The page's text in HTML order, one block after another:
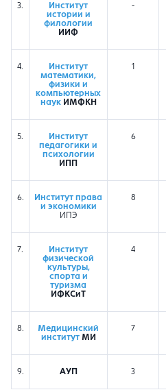
3.
Институт
истории и
филологии
ИИФ
-
4.
Институт
математики,
физики и
компьютерных
наукИМФКН
1
5.
Институт
педагогики и
психологии
ИПП
6
6.
Институт права
и экономики
ИПЭ
8
7.
Институт
физической
культуры,
спорта и
туризма
ИФКСиТ
4
8.
Медицинский
институтМИ
7
9. АУП 3